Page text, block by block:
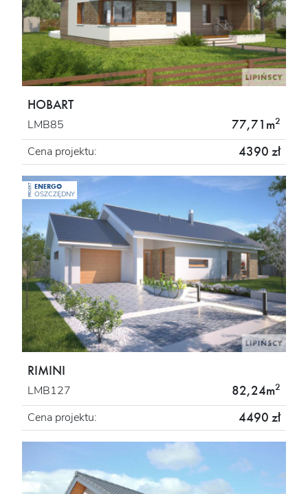
HOBART
LMB85 77,71m2
Cena projektu: 4390 zł
PROJEKT ENERGO
OSZCZĘDNY
RIMINI
LMB127 82,24m2
Cena projektu: 4490 zł